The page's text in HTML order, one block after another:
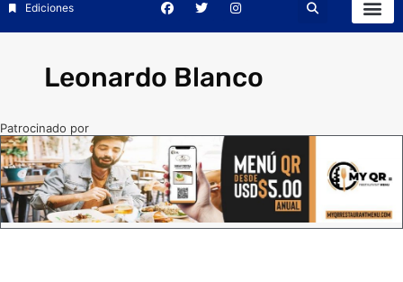
Ediciones
Leonardo Blanco
Patrocinado por